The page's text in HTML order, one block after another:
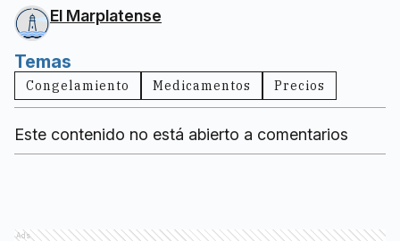
El Marplatense
Temas
Congelamiento Medicamentos Precios
Este contenido no está abierto a comentarios
Ads